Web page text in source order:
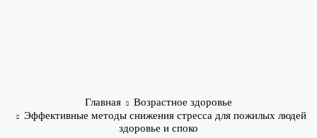
Главная
Возрастное здоровье
Эффективные методы снижения стресса для пожилых людей
здоровье и споко